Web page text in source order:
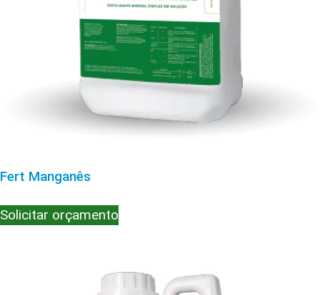
Fert Manganês
Solicitar orçamento